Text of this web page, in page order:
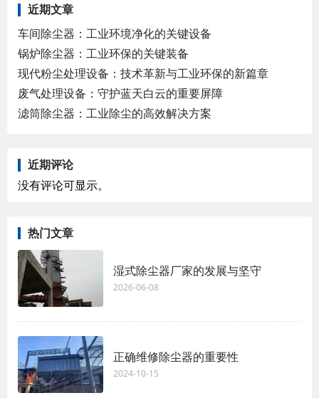
近期文章
车间除尘器：工业环境净化的关键设备
锅炉除尘器：工业环保的关键装备
现代粉尘处理设备：技术革新与工业环保的新篇章
废气处理设备：守护蓝天白云的重要屏障
滤筒除尘器：工业除尘的高效解决方案
近期评论
没有评论可显示。
热门文章
湿式除尘器厂家的发展与坚守
2026-06-08
正确维修除尘器的重要性
2024-10-15